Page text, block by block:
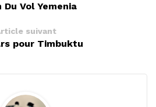
Du Vol Yemenia
suivant
pour Timbuktu